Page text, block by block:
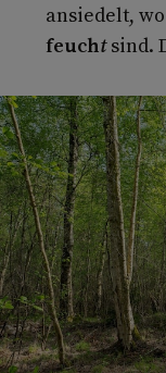
ansiedelt,
feuchtsind.